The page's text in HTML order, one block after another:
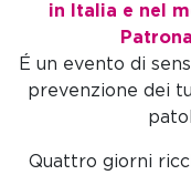
in Italia e nel
É un evento di
prevenzione dei
Quattro giorni